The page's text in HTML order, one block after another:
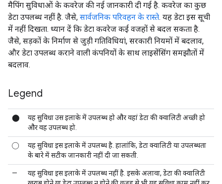
मैपिंग सुविधाओं के कवरेज की नई जानकारी दी गई है. कवरेज का कुछ
डेटा उपलब्ध नहीं है. जैसे, सार्वजनिक परिवहन के रास्ते. यह डेटा इस सूची
में नहीं दिखता. ध्यान दें कि डेटा कवरेज कई वजहों से बदल सकता है.
जैसे, सड़कों के निर्माण से जुड़ी गतिविधियां, सरकारी नियमों में बदलाव,
और डेटा उपलब्ध कराने वाली कंपनियों के साथ लाइसेंसिंग समझौतों में
बदलाव.
Legend
⬤
यह सुविधा उस इलाके में उपलब्ध हो और वहां डेटा की क्वालिटी अच्छी हो
और वह उपलब्ध हो.
◯
यह सुविधा इस इलाके में उपलब्ध है. हालांकि, डेटा क्वालिटी या उपलब्धता
के बारे में सटीक जानकारी नहीं दी जा सकती.
—
यह सुविधा इस इलाके में उपलब्ध नहीं है. इसके अलावा, डेटा की क्वालिटी